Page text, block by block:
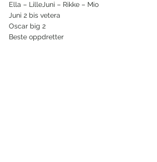
Ella – LilleJuni – Rikke – Mio
Juni 2 bis vetera
Oscar big 2
Beste oppdretter